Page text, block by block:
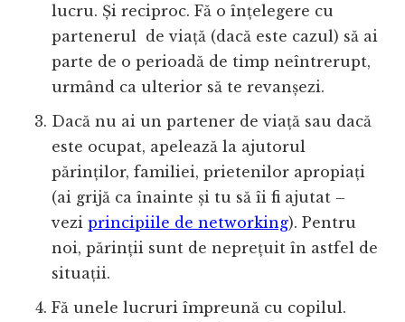
lucru. Și reciproc. Fă o înțelegere cu
partenerul de viață (dacă este cazul) să ai
parte de o perioadă de timp neîntrerupt,
urmând ca ulterior să te revanșezi.
Dacă nu ai un partener de viață sau dacă
este ocupat, apelează la ajutorul
părinților, familiei, prietenilor apropiați
(ai grijă ca înainte și tu să îi fi ajutat –
veziprincipiile de networking). Pentru
noi, părinții sunt de neprețuit în astfel de
situații.
Fă unele lucruri împreună cu copilul.